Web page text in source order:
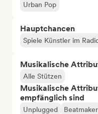
Urban Pop
Hauptchancen
Spiele Künstler im
Musikalische
Alle Stützen
Musikalische
empfänglich sind
Unplugged Beatmaker